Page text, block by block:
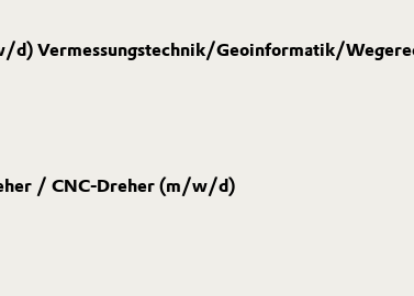
d) Vermessungstechnik/Geoinformatik/
/ CNC-Dreher (m/w/d)